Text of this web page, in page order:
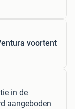
voortent
in de
aangeboden